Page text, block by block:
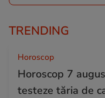
TRENDING
Horoscop
Horoscop 7
testeze tăria de